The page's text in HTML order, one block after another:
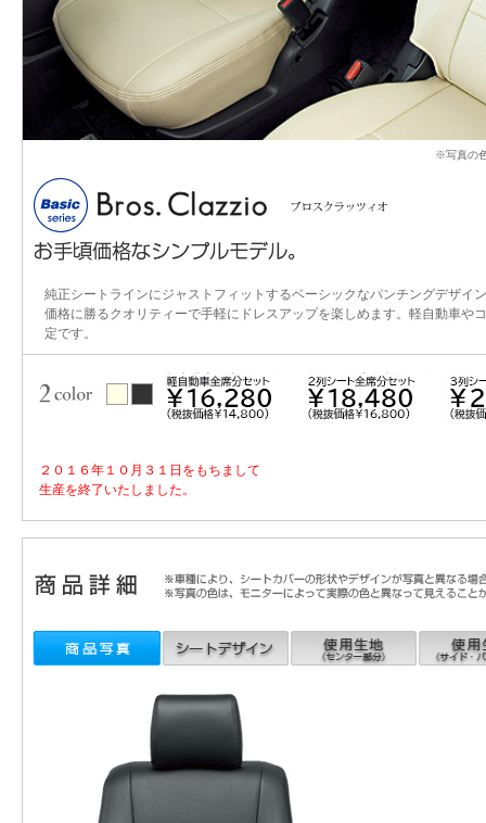
※写真の
純正シートラインにジャストフィットするベーシックなパンチングデザイ
価格に勝るクオリティーで手軽にドレスアップを楽しめます。軽自動車や
定です。
２０１６年１０月３１日をもちまして
生産を終了いたしました。